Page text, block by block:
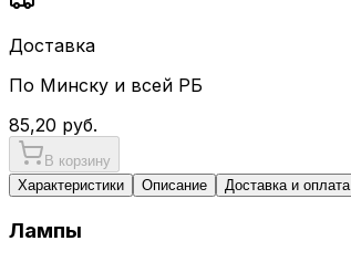
Доставка
По Минску и всей РБ
85,20 руб.
В корзину
Характеристики
Описание Доставка и оплата
Лампы